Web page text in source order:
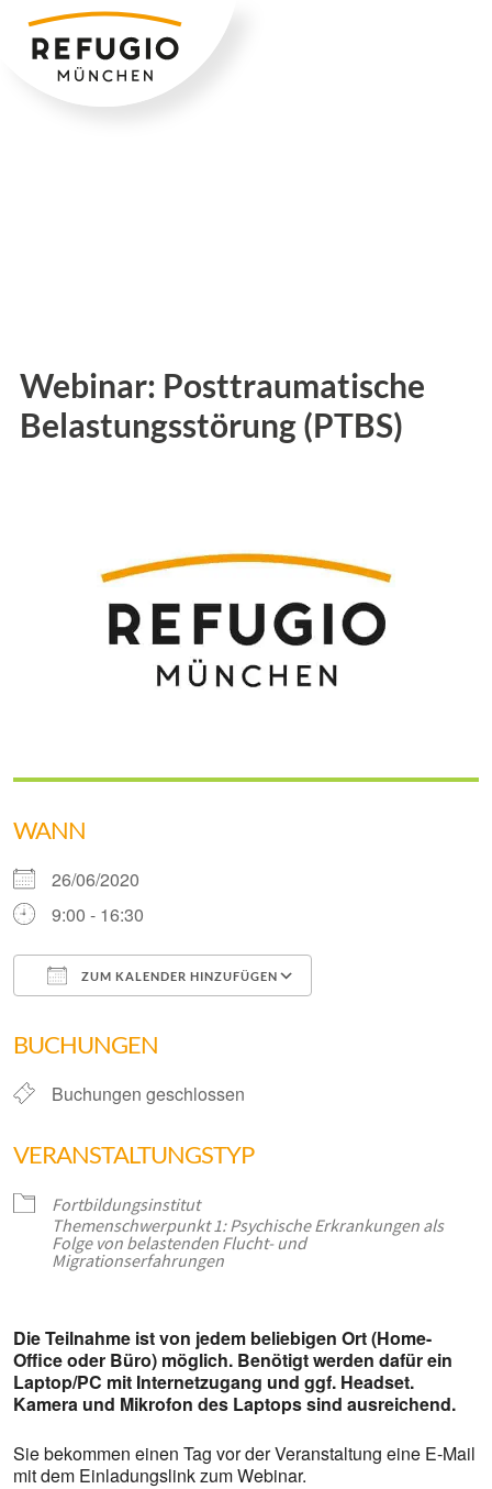
Zum
Inhalt
springen
Webinar: Posttraumatische
Belastungsstörung (PTBS)
WANN
26/06/2020
9:00 - 16:30
ZUM KALENDER HINZUFÜGEN
BUCHUNGEN
Buchungen geschlossen
VERANSTALTUNGSTYP
Fortbildungsinstitut
Themenschwerpunkt 1: Psychische Erkrankungen als
Folge von belastenden Flucht- und
Migrationserfahrungen
Die Teilnahme ist von jedem beliebigen Ort (Home-
Office oder Büro) möglich. Benötigt werden dafür ein
Laptop/PC mit Internetzugang und ggf. Headset.
Kamera und Mikrofon des Laptops sind ausreichend.
Sie bekommen einen Tag vor der Veranstaltung eine E-Mail
mit dem Einladungslink zum Webinar.